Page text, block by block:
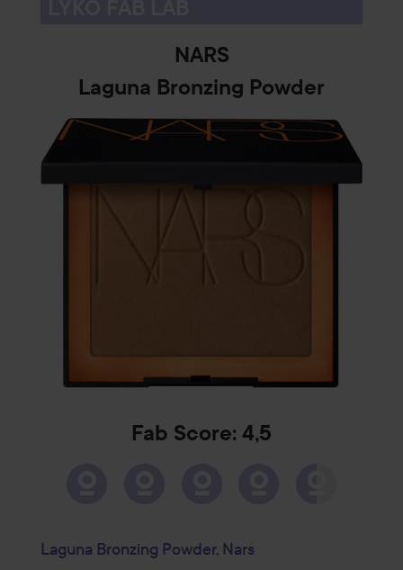
NARS
Laguna Bronzing Powder
Fab Score: 4,5
Laguna Bronzing Powder, Nars